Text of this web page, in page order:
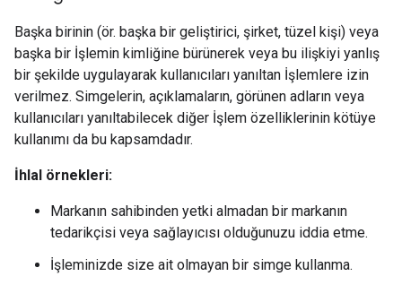
Başka birinin (ör. başka bir geliştirici, şirket, tüzel kişi) veya
başka bir İşlemin kimliğine bürünerek veya bu ilişkiyi yanlış
bir şekilde uygulayarak kullanıcıları yanıltan İşlemlere izin
verilmez. Simgelerin, açıklamaların, görünen adların veya
kullanıcıları yanıltabilecek diğer İşlem özelliklerinin kötüye
kullanımı da bu kapsamdadır.
İhlal örnekleri:
Markanın sahibinden yetki almadan bir markanın
tedarikçisi veya sağlayıcısı olduğunuzu iddia etme.
İşleminizde size ait olmayan bir simge kullanma.